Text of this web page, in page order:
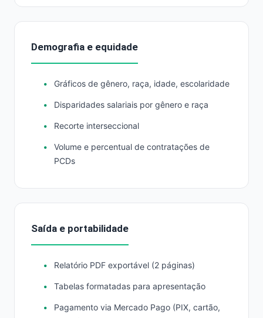
Demografia e equidade
Gráficos de gênero, raça, idade, escolaridade
Disparidades salariais por gênero e raça
Recorte interseccional
Volume e percentual de contratações de
PCDs
Saída e portabilidade
Relatório PDF exportável (2 páginas)
Tabelas formatadas para apresentação
Pagamento via Mercado Pago (PIX, cartão,